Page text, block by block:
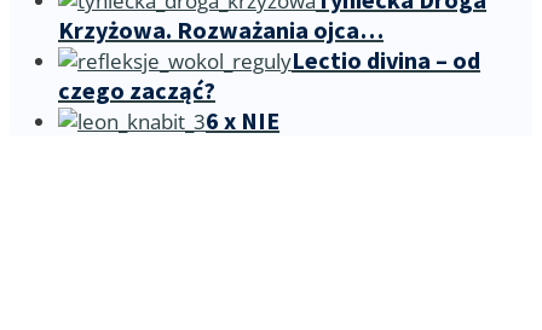
Krzyżowa. Rozważania ojca…
Lectio divina – od
czego zacząć?
6 x NIE